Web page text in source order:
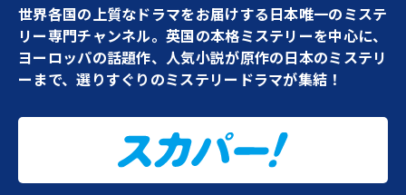
世界各国の上質なドラマをお届けする日本唯一のミステ
リー専門チャンネル。英国の本格ミステリーを中心に、
ヨーロッパの話題作、人気小説が原作の日本のミステリ
ーまで、選りすぐりのミステリードラマが集結！